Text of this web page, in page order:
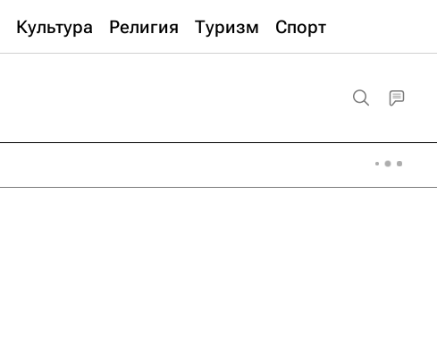
Культура Религия Туризм Спорт